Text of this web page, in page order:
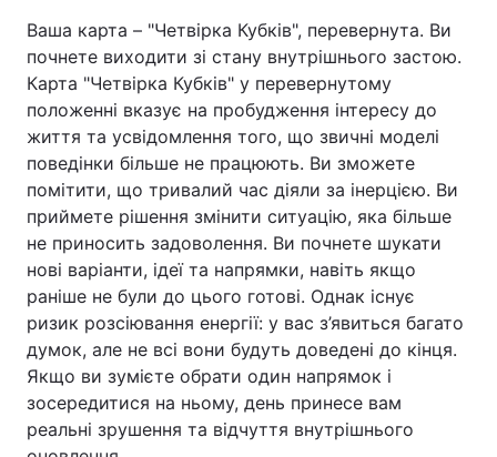
Ваша карта – "Четвірка Кубків", перевернута. Ви
почнете виходити зі стану внутрішнього застою.
Карта "Четвірка Кубків" у перевернутому
положенні вказує на пробудження інтересу до
життя та усвідомлення того, що звичні моделі
поведінки більше не працюють. Ви зможете
помітити, що тривалий час діяли за інерцією. Ви
приймете рішення змінити ситуацію, яка більше
не приносить задоволення. Ви почнете шукати
нові варіанти, ідеї та напрямки, навіть якщо
раніше не були до цього готові. Однак існує
ризик розсіювання енергії: у вас з’явиться багато
думок, але не всі вони будуть доведені до кінця.
Якщо ви зумієте обрати один напрямок і
зосередитися на ньому, день принесе вам
реальні зрушення та відчуття внутрішнього